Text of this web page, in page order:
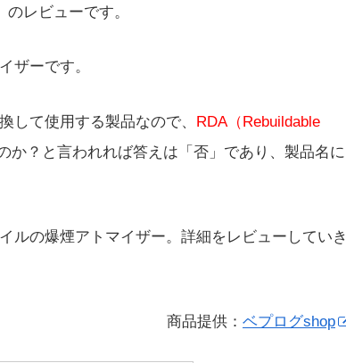
レビューです。
ザーです。
して使用する製品なので、 RDA（Rebuildable
か？と言われれば答えは「否」であり、製品名に
ルの爆煙アトマイザー。詳細をレビューしていき
商品提供： ベプログshop